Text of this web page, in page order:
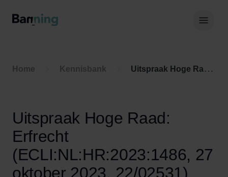
Home Kennisbank Uitspraak Hoge Raad: Erfrecht (ECLI:NL:HR:2023:1486, 27 oktober 2023, 22/02531)
Uitspraak Hoge Raad:
Erfrecht
(ECLI:NL:HR:2023:1486, 27
oktober 2023, 22/02531)